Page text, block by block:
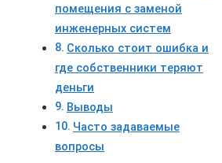
помещения с заменой
инженерных систем
Сколько стоит ошибка и
где собственники теряют
деньги
Выводы
Часто задаваемые
вопросы